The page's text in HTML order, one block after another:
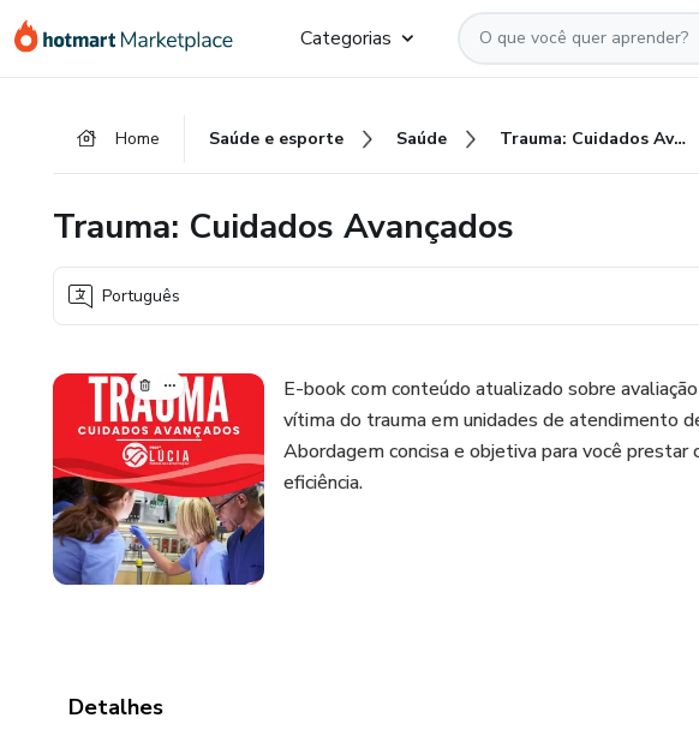
para
para
para
Categorias
Home Saúde e esporte Saúde Trauma: Cuidados Avançados
Trauma: Cuidados Avançados
Português
E-book com conteúdo atualizado sobre
vítima do trauma em unidades de atendimento
Abordagem concisa e objetiva para você prestar
eficiência.
Detalhes